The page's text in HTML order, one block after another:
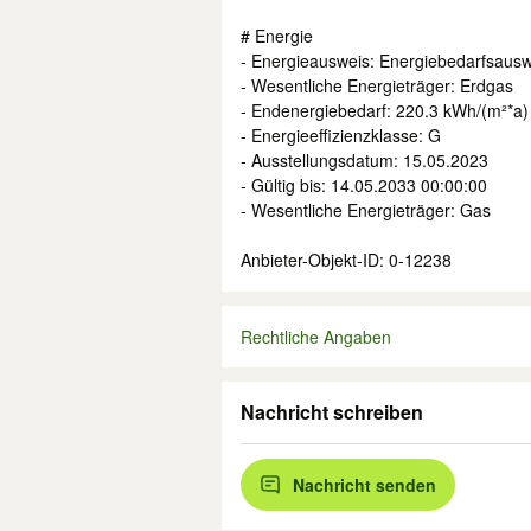
# Energie
- Energieausweis:
- Wesentliche Energieträger: Erdgas
- Endenergiebedarf: 220.3 kWh/(m²*a)
- Energieeffizienzklasse: G
- Ausstellungsdatum: 15.05.2023
- Gültig bis: 14.05.2033 00:00:00
- Wesentliche Energieträger: Gas
Anbieter-Objekt-ID: 0-12238
Rechtliche Angaben
Nachricht schreiben
Nachricht senden